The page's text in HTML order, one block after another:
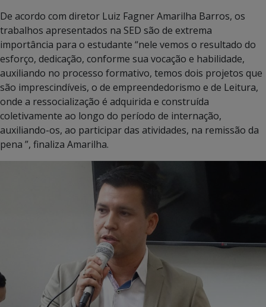
De acordo com diretor Luiz Fagner Amarilha Barros, os
trabalhos apresentados na SED são de extrema
importância para o estudante “nele vemos o resultado do
esforço, dedicação, conforme sua vocação e habilidade,
auxiliando no processo formativo, temos dois projetos que
são imprescindíveis, o de empreendedorismo e de Leitura,
onde a ressocialização é adquirida e construída
coletivamente ao longo do período de internação,
auxiliando-os, ao participar das atividades, na remissão da
pena ”, finaliza Amarilha.